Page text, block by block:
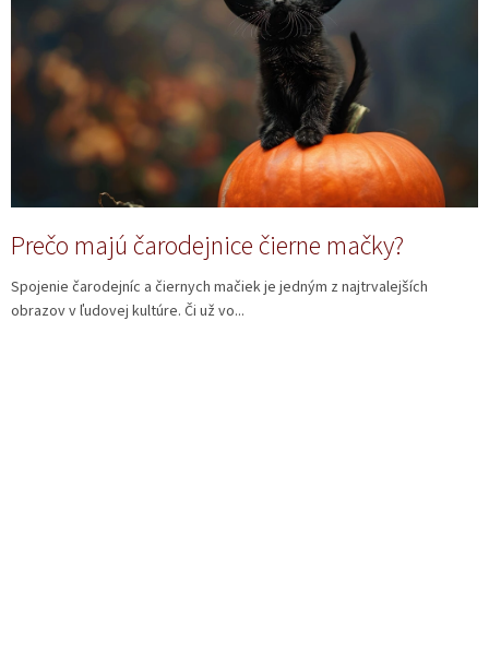
l
á
Prečo majú čarodejnice čierne mačky?
Spojenie čarodejníc a čiernych mačiek je jedným z najtrvalejších
obrazov v ľudovej kultúre. Či už vo...